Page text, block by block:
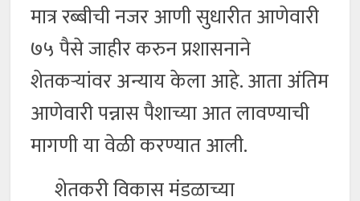
मात्र रब्बीची नजर आणी सुधारीत आणेवारी
७५ पैसे जाहीर करुन प्रशासनाने
शेतकऱ्यांवर अन्याय केला आहे. आता अंतिम
आणेवारी पन्नास पैशाच्या आत लावण्याची
मागणी या वेळी करण्यात आली.
शेतकरी विकास मंडळाच्या